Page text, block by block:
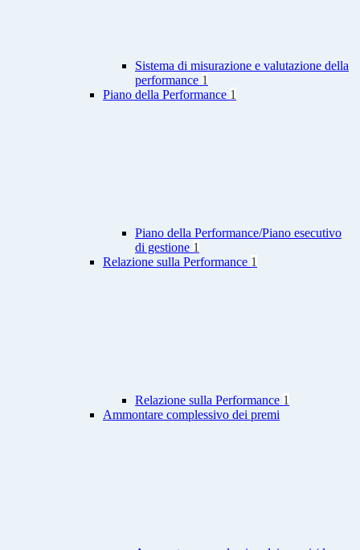
Sistema di misurazione e valutazione della
performance 1
Piano della Performance 1
Piano della Performance/Piano esecutivo
di gestione 1
Relazione sulla Performance 1
Relazione sulla Performance 1
Ammontare complessivo dei premi